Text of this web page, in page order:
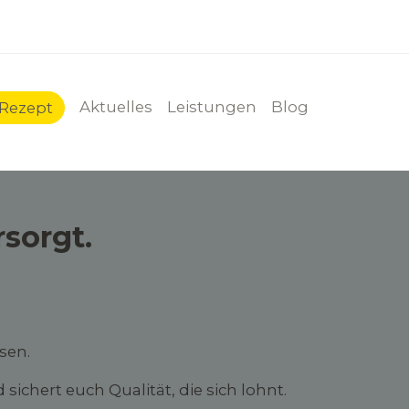
Aktuelles Leistungen Blog
euch Qualität, die sich lohnt.